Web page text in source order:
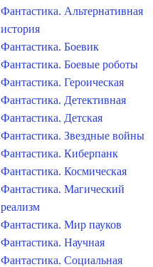
Фантастика. Альтернативная
история
Фантастика. Боевик
Фантастика. Боевые роботы
Фантастика. Героическая
Фантастика. Детективная
Фантастика. Детская
Фантастика. Звездные войны
Фантастика. Киберпанк
Фантастика. Космическая
Фантастика. Магический
реализм
Фантастика. Мир пауков
Фантастика. Научная
Фантастика. Социальная